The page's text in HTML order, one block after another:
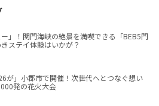
」！関門海峡の絶景を満喫できる「BEB5門
ステイ体験はいかが？
が」小郡市で開催！次世代へとつなぐ想い
発の花火大会